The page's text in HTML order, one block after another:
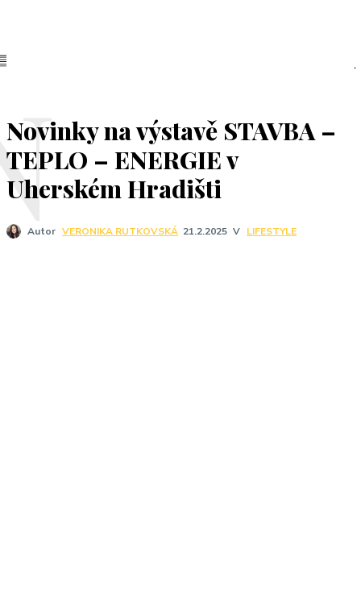
Novinky na výstavě STAVBA –
TEPLO – ENERGIE v
Uherském Hradišti
Autor VERONIKA RUTKOVSKÁ 21.2.2025 V LIFESTYLE